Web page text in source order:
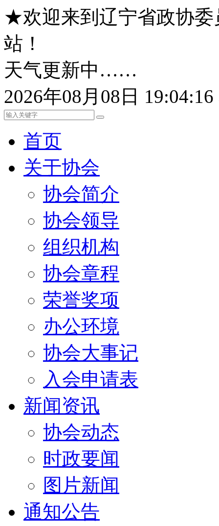
★欢迎来到辽宁省政协委
站！
天气更新中……
2026年08月08日
首页
关于协会
协会简介
协会领导
组织机构
协会章程
荣誉奖项
办公环境
协会大事记
入会申请表
新闻资讯
协会动态
时政要闻
图片新闻
通知公告